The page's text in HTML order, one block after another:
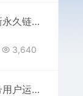
微信公众号最新永久链接生成操作方式(亲测可用!)
3,640
超实用的公众号用户运营方案分享怎么写 微信公众号运营方案